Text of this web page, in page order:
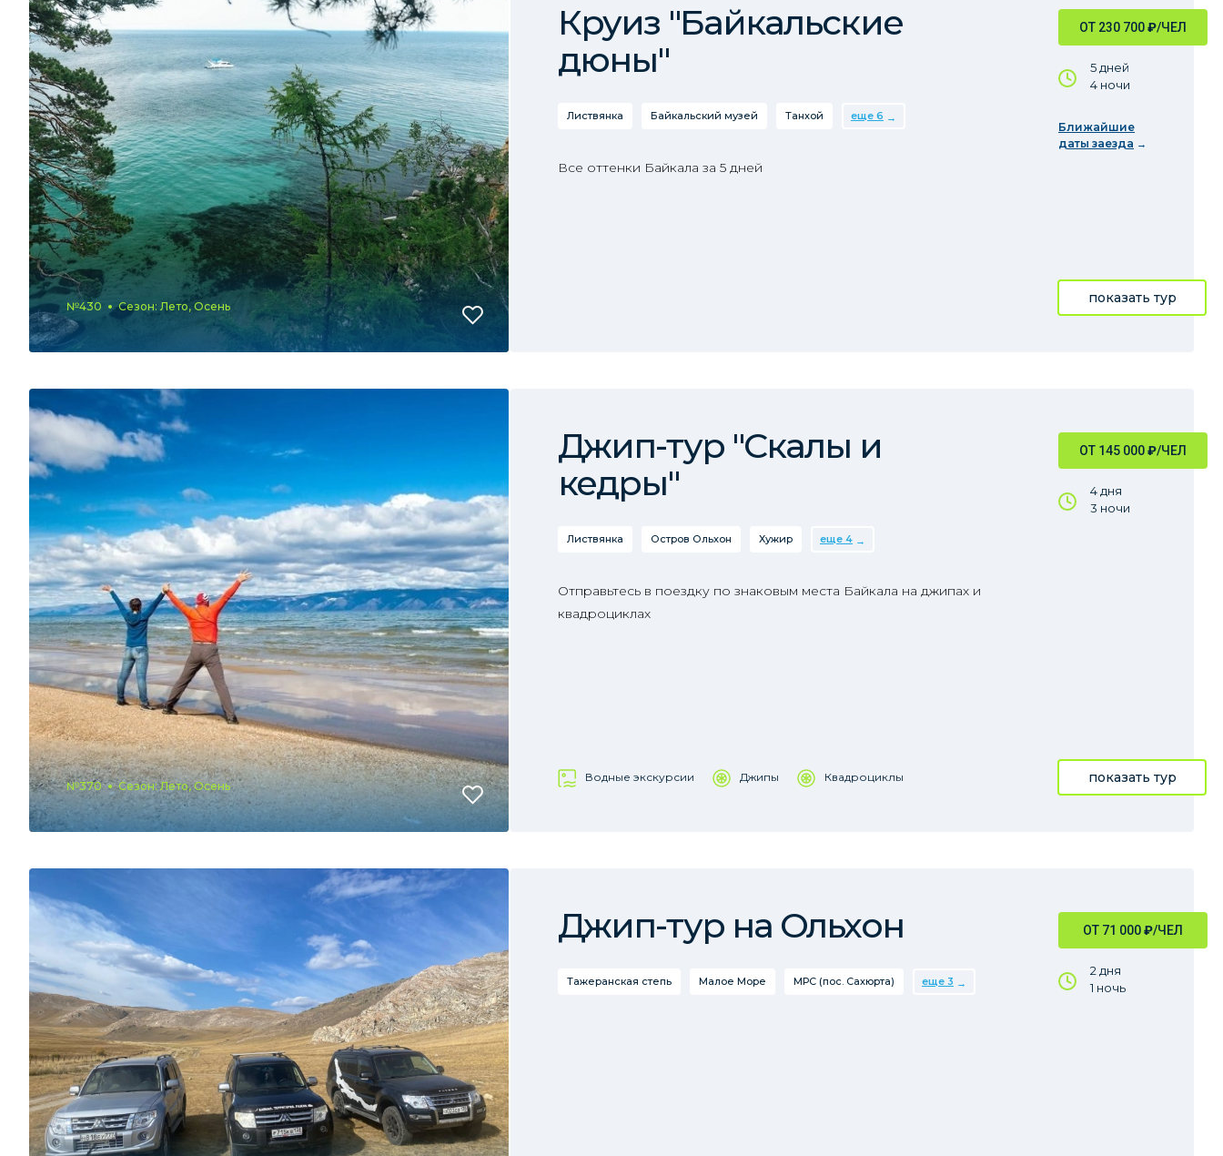
№430 Сезон: Лето, Осень
ОТ 230 700₽/ЧЕЛ
5 дней
4 ночи
Ближайшие
даты заезда
Круиз "Байкальские
дюны"
Листвянка Байкальский музей Танхой еще 6
Все оттенки Байкала за 5 дней
показать тур
№370 Сезон: Лето, Осень
ОТ 145 000₽/ЧЕЛ
4 дня
3 ночи
Джип-тур "Скалы и
кедры"
Листвянка Остров Ольхон Хужир еще 4
Отправьтесь в поездку по знаковым места Байкала на джипах и
квадроциклах
Водные экскурсии Джипы Квадроциклы показать тур
ОТ 71 000₽/ЧЕЛ
2 дня
1 ночь
Джип-тур на Ольхон
Тажеранская степь Малое Море МРС (пос. Сахюрта) еще 3